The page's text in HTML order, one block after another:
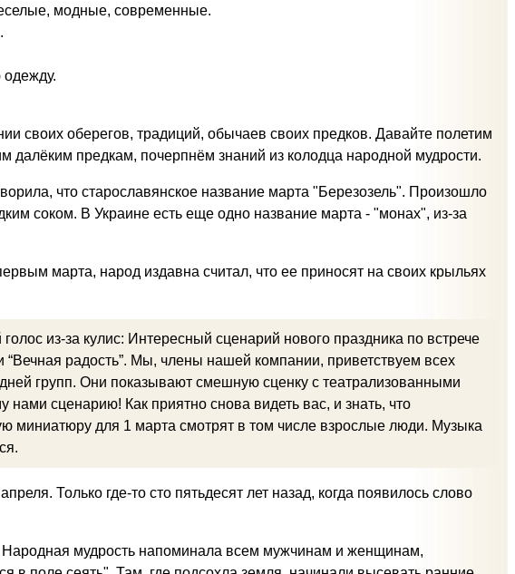
модные, современные.
своих оберегов, традиций, обычаев своих предков. Давайте полетим
предкам, почерпнём знаний из колодца народной мудрости.
что старославянское название марта "Березозель". Произошло
соком. В Украине есть еще одно название марта - "монах", из-за
марта, народ издавна считал, что ее приносят на своих крыльях
из-за кулис: Интересный сценарий нового праздника по встрече
радость”. Мы, члены нашей компании, приветствуем всех
групп. Они показывают смешную сценку с театрализованными
сценарию! Как приятно снова видеть вас, и знать, что
миниатюру для 1 марта смотрят в том числе взрослые люди. Музыка
Только где-то сто пятьдесят лет назад, когда появилось слово
Народная мудрость напоминала всем мужчинам и женщинам,